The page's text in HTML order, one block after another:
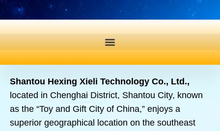
Shantou Hexing Xieli Technology Co., Ltd.,
located in Chenghai District, Shantou City, known
as the “Toy and Gift City of China,” enjoys a
superior geographical location on the southeast